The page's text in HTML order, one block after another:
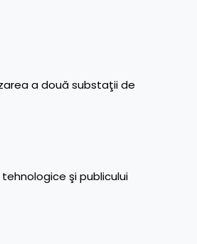
a două substaţii de
şi publicului